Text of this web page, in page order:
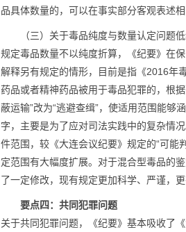
品具体数量的，可以在事实部分客观表述
（三）关于毒品纯度与数量认定问题
规定毒品数量不以纯度折算，《纪要》在
解释另有规定的情形，目前是指《2016年
药品或者精神药品被用于毒品犯罪的，根
蔽运输”改为“逃避查缉”，使适用范围能够
字，主要是为了应对司法实践中的复杂情
件范围，较《大连会议纪要》规定的“可能
定范围有大幅度扩展。对于混合型毒品的
了一定修改，现有规定更加科学、严谨，更
要点四：共同犯罪问题
关于共同犯罪问题，《纪要》基本吸收了